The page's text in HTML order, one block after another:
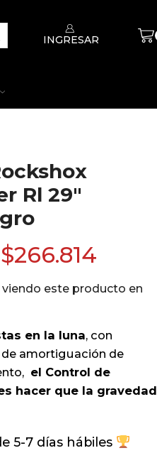
INGRESAR
Rl 29″
$266.814
este producto en
en la luna, con
amortiguación de
el Control de
hacer que la gravedad
5-7 días hábiles